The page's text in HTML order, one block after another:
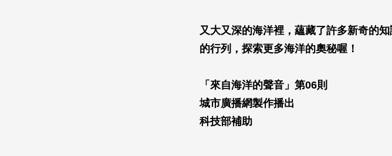
又大又深的海洋裡，蘊藏了許多新奇的
的行列，探索更多海洋的奧秘喔！
「來自海洋的聲音」第06則
城市廣播網製作播出
科技部補助